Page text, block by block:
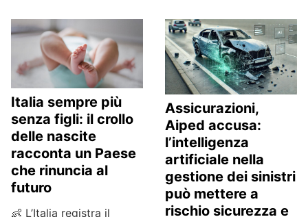
Italia sempre più
senza figli: il crollo
delle nascite
racconta un Paese
che rinuncia al
futuro
👶 L’Italia registra il
Assicurazioni,
Aiped accusa:
l’intelligenza
artificiale nella
gestione dei sinistri
può mettere a
rischio sicurezza e